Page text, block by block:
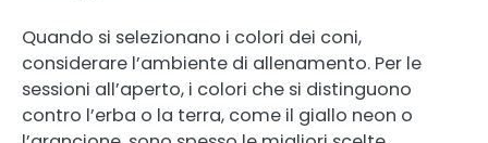
Quando si selezionano i colori dei coni,
considerare l’ambiente di allenamento. Per le
sessioni all’aperto, i colori che si distinguono
contro l’erba o la terra, come il giallo neon o